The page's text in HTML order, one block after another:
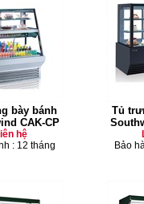
bày bánh
CAK-CP
hệ
: 12 tháng
Tủ
Bảo